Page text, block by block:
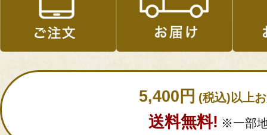
5,400円 (税込)以上
送料無料! ※一部